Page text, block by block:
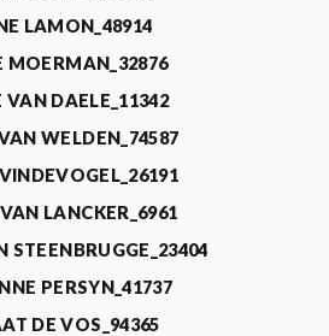
LAMON_48914
MOERMAN_32876
VAN DAELE_11342
WELDEN_74587
LANCKER_6961
STEENBRUGGE_23404
PERSYN_41737
DE VOS_94365